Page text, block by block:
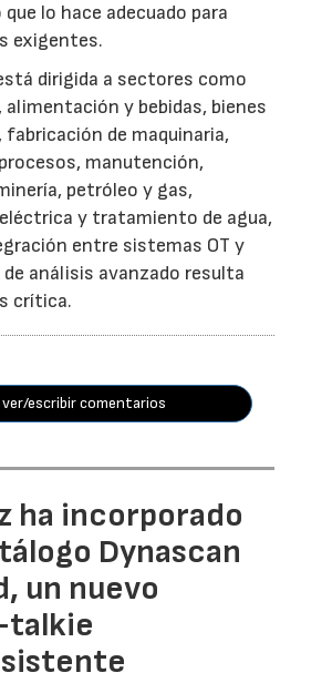
lo hace adecuado para
exigentes.
dirigida a sectores como
y bebidas, bienes
fabricación de maquinaria,
manutención,
petróleo y gas,
y tratamiento de agua,
entre sistemas OT y
análisis avanzado resulta
crítica.
ver/escribir comentarios
ha incorporado
Dynascan
un nuevo
talkie